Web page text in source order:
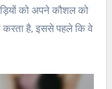
को अपने कौशल को
करता है, इससे पहले कि वे